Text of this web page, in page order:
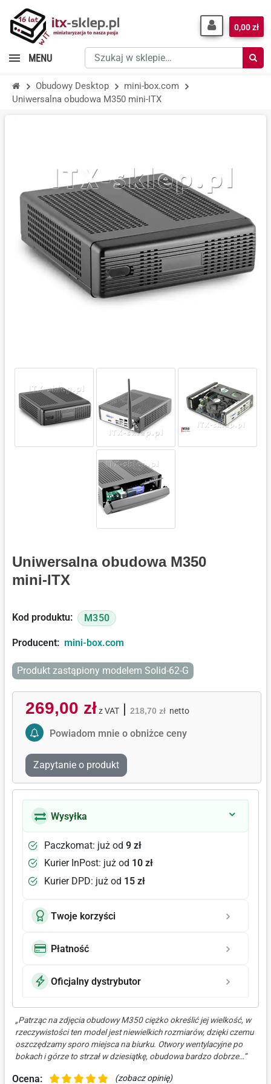
Szukaj
w
sklepie…
0,00 zł
MENU
Obudowy Desktop
mini-box.com
Uniwersalna obudowa M350 mini-ITX
Uniwersalna obudowa M350
mini-ITX
Kod produktu: M350
Producent: mini-box.com
Produkt zastąpiony modelem Solid-62-G
269,00 zł z VAT| 218,70 zł netto
Activate Price Alert
Powiadom mnie o obniżce ceny
Zapytanie o produkt
Wysyłka
Paczkomat: już od 9 zł
Kurier InPost: już od 10 zł
Kurier DPD: już od 15 zł
Twoje korzyści
Płatność
Oficjalny dystrybutor
„Patrząc na zdjęcia obudowy M350 ciężko określić jej wielkość, w
rzeczywistości ten model jest niewielkich rozmiarów, dzięki czemu
oszczędzamy sporo miejsca na biurku. Otwory wentylacyjne po
bokach i górze to strzał w dziesiątkę, obudowa bardzo dobrze…”
Ocena: (zobacz opinię)